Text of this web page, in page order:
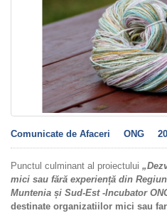
Comunicate de Afaceri ONG
Punctul culminant al proiectului
mici sau fără experiență din
Muntenia și Sud-Est -Incubator
destinate organizatiilor mici sau